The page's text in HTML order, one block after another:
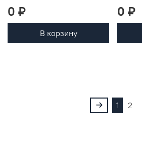
0 ₽
В корзину
0 ₽
1 2